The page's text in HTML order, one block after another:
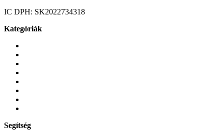
IC DPH: SK2022734318
Kategóriák
Segítség